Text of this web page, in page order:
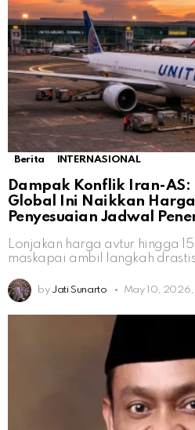
Berita INTERNASIONAL
Dampak Konflik Iran-
Global Ini Naikkan
Penyesuaian Jadwal
Lonjakan harga avtur hingga
maskapai ambil langkah drastis
by Jati Sunarto May 10, 2026,